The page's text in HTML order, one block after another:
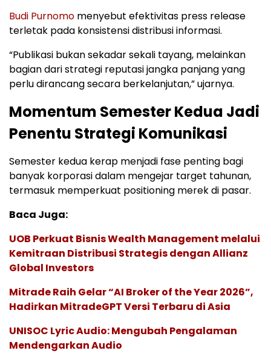
Budi Purnomo menyebut efektivitas press release
terletak pada konsistensi distribusi informasi.
“Publikasi bukan sekadar sekali tayang, melainkan
bagian dari strategi reputasi jangka panjang yang
perlu dirancang secara berkelanjutan,” ujarnya.
Momentum Semester Kedua Jadi
Penentu Strategi Komunikasi
Semester kedua kerap menjadi fase penting bagi
banyak korporasi dalam mengejar target tahunan,
termasuk memperkuat positioning merek di pasar.
Baca Juga:
UOB Perkuat Bisnis Wealth Management melalui
Kemitraan Distribusi Strategis dengan Allianz
Global Investors
Mitrade Raih Gelar “AI Broker of the Year 2026”,
Hadirkan MitradeGPT Versi Terbaru di Asia
UNISOC Lyric Audio: Mengubah Pengalaman
Mendengarkan Audio